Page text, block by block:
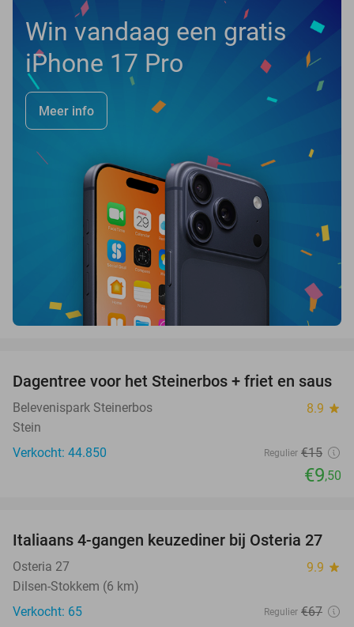
Win vandaag een gratis
iPhone 17 Pro
Meer info
37%
Dagentree voor het Steinerbos + friet en saus
Belevenispark Steinerbos 8.9 star
Stein
Verkocht: 44.850
Regulier €15
€9,50
41%
Italiaans 4-gangen keuzediner bij Osteria 27
Osteria 27 9.9 star
Dilsen-Stokkem (6 km)
Verkocht: 65
Regulier €67